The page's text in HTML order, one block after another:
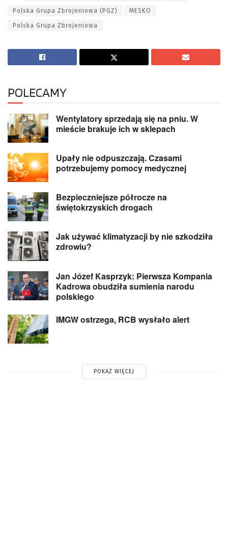
Polska Grupa Zbrojeniowa (PGZ) MESKO
Polska Grupa Zbrojeniowa
POLECAMY
Wentylatory sprzedają się na pniu. W
mieście brakuje ich w sklepach
Upały nie odpuszczają. Czasami
potrzebujemy pomocy medycznej
Bezpieczniejsze półrocze na
świętokrzyskich drogach
Jak używać klimatyzacji by nie szkodziła
zdrowiu?
Jan Józef Kasprzyk: Pierwsza Kompania
Kadrowa obudziła sumienia narodu
polskiego
IMGW ostrzega, RCB wysłało alert
POKAŻ WIĘCEJ